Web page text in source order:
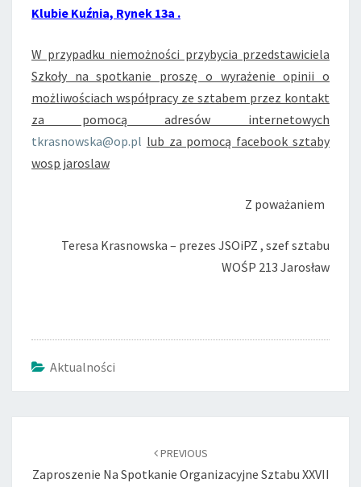
Klubie Kuźnia, Rynek 13a .
W przypadku niemożności przybycia przedstawiciela
Szkoły na spotkanie proszę o wyrażenie opinii o
możliwościach współpracy ze sztabem przez kontakt
za pomocą adresów internetowych
tkrasnowska@op.pl lub za pomocą facebook sztaby
wosp jaroslaw
Z poważaniem
Teresa Krasnowska – prezes JSOiPZ , szef sztabu
WOŚP 213 Jarosław
Aktualności
PREVIOUS
Zaproszenie Na Spotkanie Organizacyjne Sztabu XXVII